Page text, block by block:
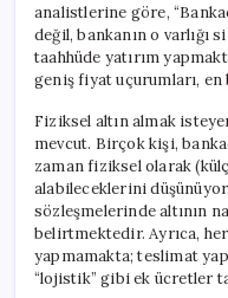
analistlerine göre,
değil, bankanın o varlığı
taahhüde yatırım
geniş fiyat uçurumları,
Fiziksel altın almak
mevcut. Birçok kişi,
zaman fiziksel olarak
alabileceklerini
sözleşmelerinde altının
belirtmektedir. Ayrıca,
yapmamakta; teslimat
“lojistik” gibi ek ücretler